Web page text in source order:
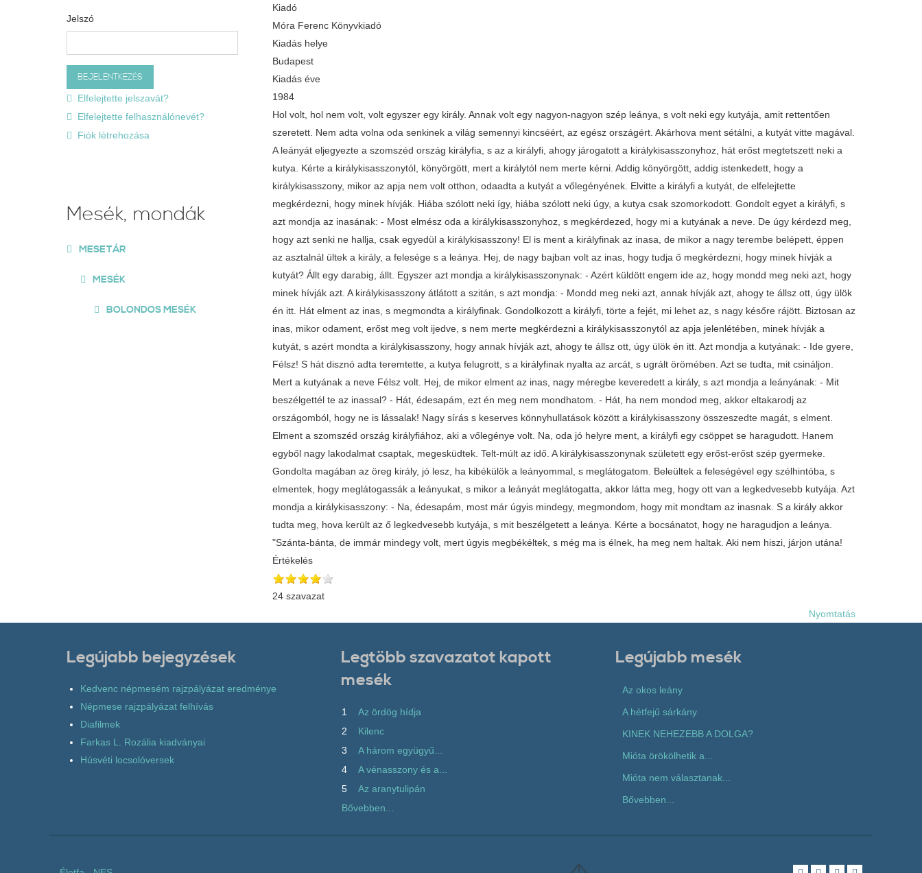
Kiadó
Móra Ferenc Könyvkiadó
Kiadás helye
Budapest
Kiadás éve
1984
Hol volt, hol nem volt, volt egyszer egy király. Annak volt egy nagyon-nagyon szép leánya, s volt neki egy kutyája, amit rettentően
szeretett. Nem adta volna oda senkinek a világ semennyi kincséért, az egész országért. Akárhova ment sétálni, a kutyát vitte magával.
A leányát eljegyezte a szomszéd ország királyfia, s az a királyfi, ahogy járogatott a királykisasszonyhoz, hát erőst megtetszett neki a
kutya. Kérte a királykisasszonytól, könyörgött, mert a királytól nem merte kérni. Addig könyörgött, addig istenkedett, hogy a
királykisasszony, mikor az apja nem volt otthon, odaadta a kutyát a vőlegényének. Elvitte a királyfi a kutyát, de elfelejtette
megkérdezni, hogy minek hívják. Hiába szólott neki így, hiába szólott neki úgy, a kutya csak szomorkodott. Gondolt egyet a királyfi, s
azt mondja az inasának: - Most elmész oda a királykisasszonyhoz, s megkérdezed, hogy mi a kutyának a neve. De úgy kérdezd meg,
hogy azt senki ne hallja, csak egyedül a királykisasszony! El is ment a királyfinak az inasa, de mikor a nagy terembe belépett, éppen
az asztalnál ültek a király, a felesége s a leánya. Hej, de nagy bajban volt az inas, hogy tudja ő megkérdezni, hogy minek hívják a
kutyát? Állt egy darabig, állt. Egyszer azt mondja a királykisasszonynak: - Azért küldött engem ide az, hogy mondd meg neki azt, hogy
minek hívják azt. A királykisasszony átlátott a szitán, s azt mondja: - Mondd meg neki azt, annak hívják azt, ahogy te állsz ott, úgy ülök
én itt. Hát elment az inas, s megmondta a királyfinak. Gondolkozott a királyfi, törte a fejét, mi lehet az, s nagy későre rájött. Biztosan az
inas, mikor odament, erőst meg volt ijedve, s nem merte megkérdezni a királykisasszonytól az apja jelenlétében, minek hívják a
kutyát, s azért mondta a királykisasszony, hogy annak hívják azt, ahogy te állsz ott, úgy ülök én itt. Azt mondja a kutyának: - Ide gyere,
Félsz! S hát disznó adta teremtette, a kutya felugrott, s a királyfinak nyalta az arcát, s ugrált örömében. Azt se tudta, mit csináljon.
Mert a kutyának a neve Félsz volt. Hej, de mikor elment az inas, nagy méregbe keveredett a király, s azt mondja a leányának: - Mit
beszélgettél te az inassal? - Hát, édesapám, ezt én meg nem mondhatom. - Hát, ha nem mondod meg, akkor eltakarodj az
országomból, hogy ne is lássalak! Nagy sírás s keserves könnyhullatások között a királykisasszony összeszedte magát, s elment.
Elment a szomszéd ország királyfiához, aki a vőlegénye volt. Na, oda jó helyre ment, a királyfi egy csöppet se haragudott. Hanem
egyből nagy lakodalmat csaptak, megesküdtek. Telt-múlt az idő. A királykisasszonynak született egy erőst-erőst szép gyermeke.
Gondolta magában az öreg király, jó lesz, ha kibékülök a leányommal, s meglátogatom. Beleültek a feleségével egy szélhintóba, s
elmentek, hogy meglátogassák a leányukat, s mikor a leányát meglátogatta, akkor látta meg, hogy ott van a legkedvesebb kutyája. Azt
mondja a királykisasszony: - Na, édesapám, most már úgyis mindegy, megmondom, hogy mit mondtam az inasnak. S a király akkor
tudta meg, hova került az ő legkedvesebb kutyája, s mit beszélgetett a leánya. Kérte a bocsánatot, hogy ne haragudjon a leánya.
"Szánta-bánta, de immár mindegy volt, mert úgyis megbékéltek, s még ma is élnek, ha meg nem haltak. Aki nem hiszi, járjon utána!
Értékelés
24 szavazat
Nyomtatás
Jelszó
Elfelejtette jelszavát?
Elfelejtette felhasználónevét?
Fiók létrehozása
Mesék, mondák
MESETÁR
MESÉK
BOLONDOS MESÉK
Legújabb bejegyzések
Kedvenc népmesém rajzpályázat eredménye
Népmese rajzpályázat felhívás
Diafilmek
Farkas L. Rozália kiadványai
Húsvéti locsolóversek
Legtöbb szavazatot kapott
mesék
1
Az ördög hídja
2
Kilenc
3
A három együgyű...
4
A vénasszony és a...
5
Az aranytulipán
Bővebben...
Legújabb mesék
Az okos leány
A hétfejű sárkány
KINEK NEHEZEBB A DOLGA?
Mióta örökölhetik a...
Mióta nem választanak...
Bővebben...